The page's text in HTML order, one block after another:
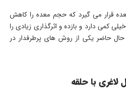
قرار می گیرد که حجم معده را کاهش
کمی دارد و بازده و اثرگذاری زیادی را
حاضر یکی از روش های پرطرفدار در
با حلقه